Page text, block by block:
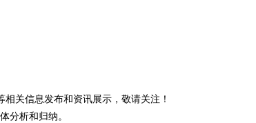
关信息发布和资讯展示，敬请关注！
分析和归纳。